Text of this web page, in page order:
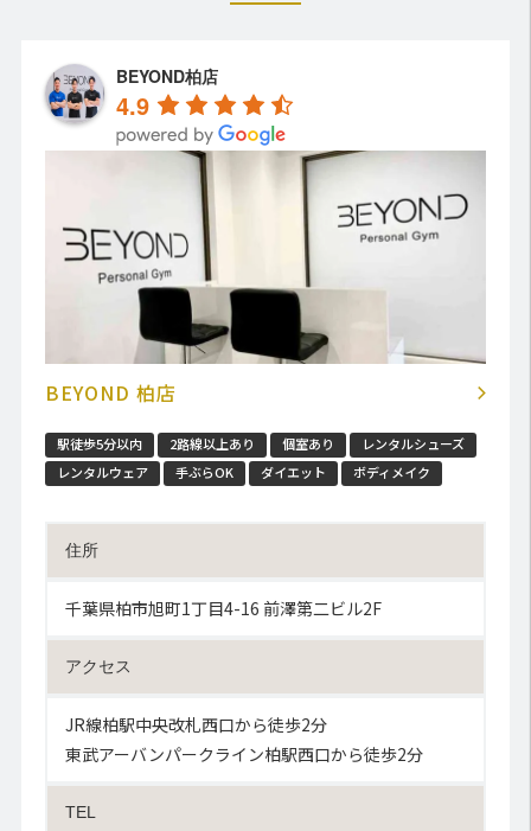
BEYOND 柏店
駅徒歩5分以内 2路線以上あり 個室あり
レンタルシューズ
レンタルウェア
手ぶらOK ダイエット ボディメイク
BEYOND柏店
4.9
住所
千葉県柏市旭町1丁目4-16 前澤第二ビル2F
アクセス
JR線柏駅中央改札西口から徒歩2分
東武アーバンパークライン柏駅西口から徒歩2分
TEL